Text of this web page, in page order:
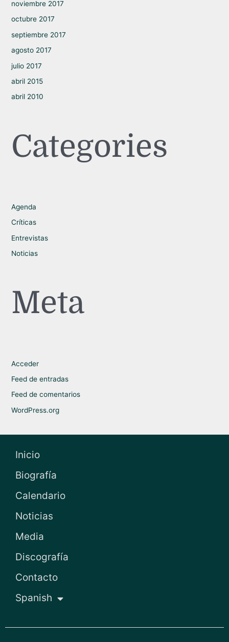
noviembre 2017
octubre 2017
septiembre 2017
agosto 2017
julio 2017
abril 2015
abril 2010
Categories
Agenda
Críticas
Entrevistas
Noticias
Meta
Acceder
Feed de entradas
Feed de comentarios
WordPress.org
Inicio
Biografía
Calendario
Noticias
Media
Discografía
Contacto
Spanish